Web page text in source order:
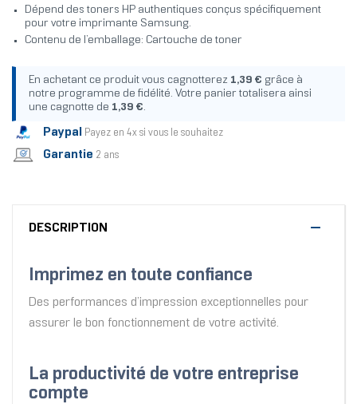
Dépend des toners HP authentiques conçus spécifiquement
pour votre imprimante Samsung.
Contenu de l’emballage: Cartouche de toner
En achetant ce produit vous cagnotterez 1,39 € grâce à
notre programme de fidélité. Votre panier totalisera ainsi
une cagnotte de 1,39 €.
Paypal Payez en 4x si vous le souhaitez
Garantie 2 ans
DESCRIPTION
Imprimez en toute confiance
Des performances d’impression exceptionnelles pour
assurer le bon fonctionnement de votre activité.
La productivité de votre entreprise
compte